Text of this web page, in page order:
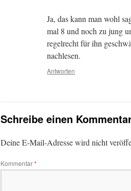
Ja, das kann man wohl
mal 8 und noch zu jung
regelrecht für ihn
nachlesen.
Antworten
Schreibe einen
Deine E-Mail-Adresse wird nicht
Kommentar*